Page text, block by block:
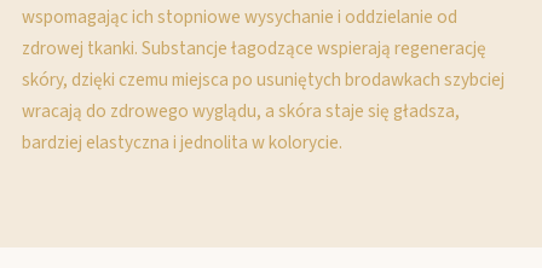
wspomagając ich stopniowe wysychanie i oddzielanie od
zdrowej tkanki. Substancje łagodzące wspierają regenerację
skóry, dzięki czemu miejsca po usuniętych brodawkach szybciej
wracają do zdrowego wyglądu, a skóra staje się gładsza,
bardziej elastyczna i jednolita w kolorycie.